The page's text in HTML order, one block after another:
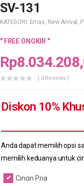
SV-131
KATEGORI: Emas, New Arrival ,
" FREE ONGKIR "
Rp
( 0 Reviews )
Diskon 10%
Anda dapat memilih opsi
memilih keduanya untuk
Cincin Pria